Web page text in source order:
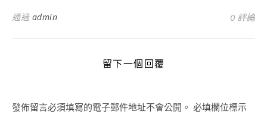
通過 admin 0 評論
留下一個回覆
發佈留言必須填寫的電子郵件地址不會公開。 必填欄位標示